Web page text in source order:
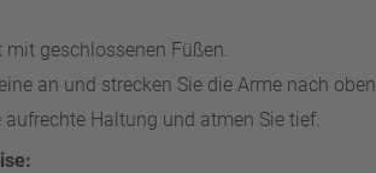
mit geschlossenen Füßen.
an und strecken Sie die Arme nach oben.
aufrechte Haltung und atmen Sie tief.